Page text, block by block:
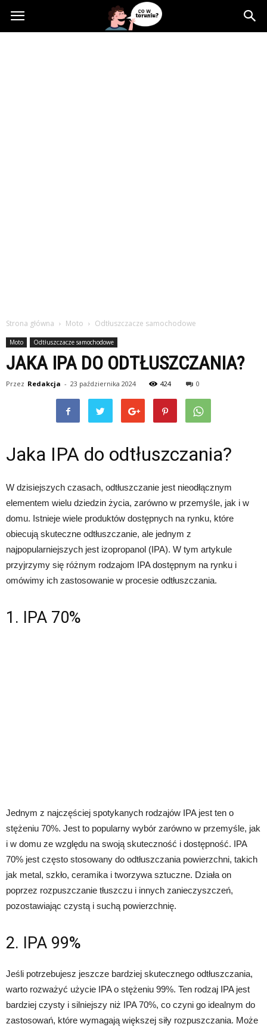
Cowtoruniu.pl
Strona główna Moto Odtłuszczacze samochodowe
Moto Odtłuszczacze samochodowe
JAKA IPA DO ODTŁUSZCZANIA?
Przez Redakcja - 23 października 2024 424 0
Jaka IPA do odtłuszczania?
W dzisiejszych czasach, odtłuszczanie jest nieodłącznym
elementem wielu dziedzin życia, zarówno w przemyśle, jak i w
domu. Istnieje wiele produktów dostępnych na rynku, które
obiecują skuteczne odtłuszczanie, ale jednym z
najpopularniejszych jest izopropanol (IPA). W tym artykule
przyjrzymy się różnym rodzajom IPA dostępnym na rynku i
omówimy ich zastosowanie w procesie odtłuszczania.
1. IPA 70%
Jednym z najczęściej spotykanych rodzajów IPA jest ten o
stężeniu 70%. Jest to popularny wybór zarówno w przemyśle, jak
i w domu ze względu na swoją skuteczność i dostępność. IPA
70% jest często stosowany do odtłuszczania powierzchni, takich
jak metal, szkło, ceramika i tworzywa sztuczne. Działa on
poprzez rozpuszczanie tłuszczu i innych zanieczyszczeń,
pozostawiając czystą i suchą powierzchnię.
2. IPA 99%
Jeśli potrzebujesz jeszcze bardziej skutecznego odtłuszczania,
warto rozważyć użycie IPA o stężeniu 99%. Ten rodzaj IPA jest
bardziej czysty i silniejszy niż IPA 70%, co czyni go idealnym do
zastosowań, które wymagają większej siły rozpuszczania. Może